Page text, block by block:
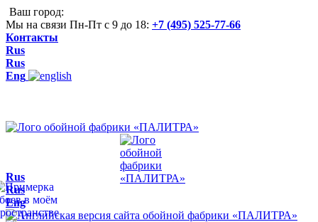
Ваш город:
Мы на связи Пн-Пт с 9 до 18: +7 (495) 525-77-66
Контакты
Rus
Rus
Eng
Rus
Rus
Eng